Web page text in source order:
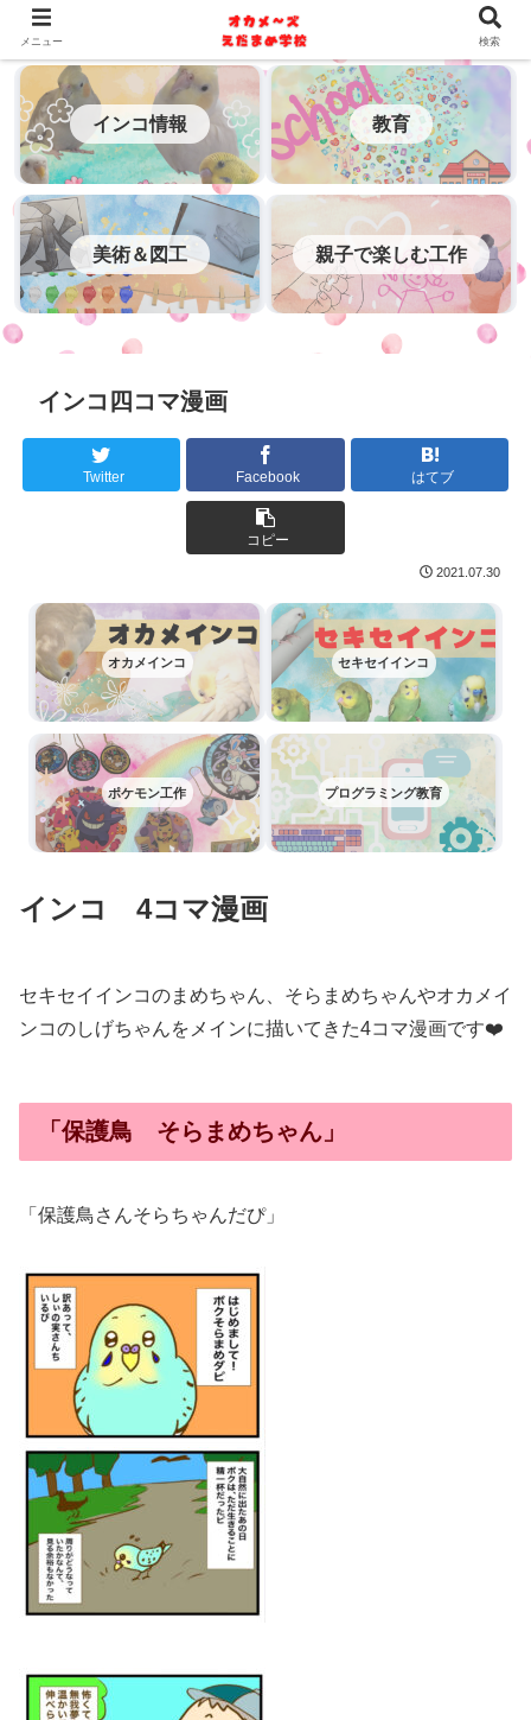
インコ情報 教育
美術＆図工 親子で楽しむ工作
インコ四コマ漫画
Twitter Facebook はてブ
コピー
2021.07.30
オカメインコ セキセイインコ
ポケモン工作 プログラミング教育
インコ 4コマ漫画
セキセイインコのまめちゃん、そらまめちゃんやオカメイ
ンコのしげちゃんをメインに描いてきた4コマ漫画です❤️
「保護鳥 そらまめちゃん」
「保護鳥さんそらちゃんだぴ」
メニュー 検索